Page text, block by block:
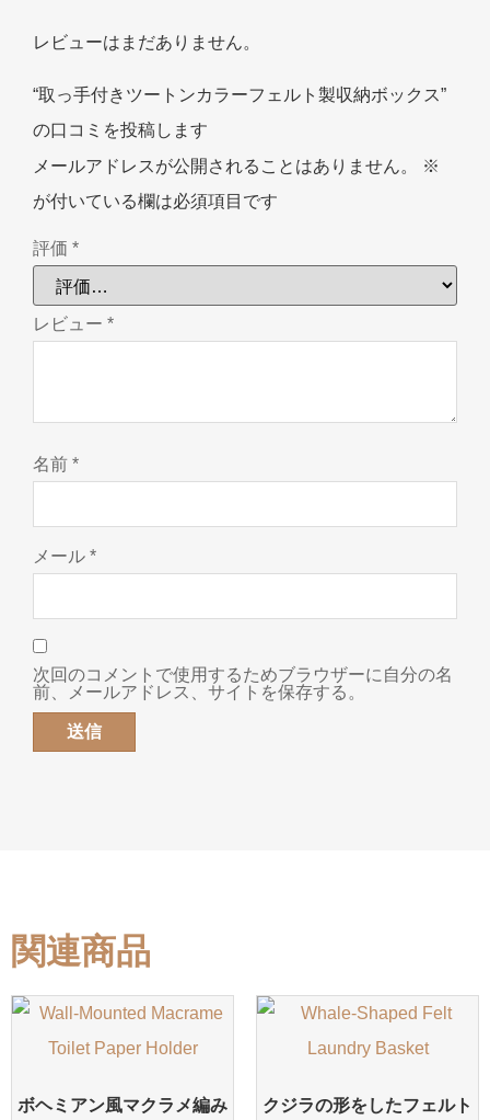
レビューはまだありません。
“取っ手付きツートンカラーフェルト製収納ボックス”
の口コミを投稿します
メールアドレスが公開されることはありません。
※
が付いている欄は必須項目です
評価 *
レビュー *
名前 *
メール *
次回のコメントで使用するためブラウザーに自分の名
前、メールアドレス、サイトを保存する。
関連商品
ボヘミアン風マクラメ編み
クジラの形をしたフェルト